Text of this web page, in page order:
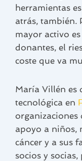
herramientas
atrás, también.
mayor activo
donantes, el
coste que va
María Villén es
tecnológica en
organizaciones
apoyo a niños,
cáncer y a sus
socios y